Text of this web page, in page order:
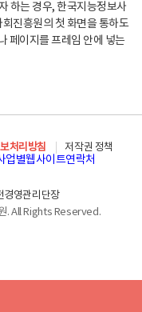
하는 경우, 한국지능정보사
진흥원의 첫 화면을 통하도
페이지를 프레임 안에 넣는
처리방침
저작권 정책
업별웹사이트연락처
경영관리단장
. All Rights Reserved.